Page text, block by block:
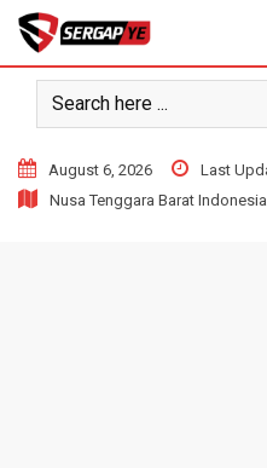
Skip
content
August 6, 2026
Last
Nusa Tenggara Barat Indonesia